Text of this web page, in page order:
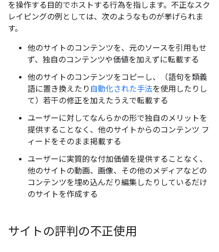
を操作する目的でホストする行為を指します。不正なスク
レイピングの例としては、次のようなものが挙げられま
す。
他のサイトのコンテンツを、元のソースを引用もせ
ず、独自のコンテンツや価値を加えずに転載する
他のサイトのコンテンツをコピーし、（語句を類義
語に置き換えたり 自動化された手法を使用したりし
て）若干の修正を加えたうえで転載する
ユーザーに対してなんらかの形で独自のメリットを
提供することなく、他のサイトからのコンテンツ フ
ィードをそのまま掲載する
ユーザーに実質的な付加価値を提供することなく、
他のサイトの動画、画像、その他のメディアなどの
コンテンツを埋め込んだり編集したりしているだけ
のサイトを作成する
サイトの評判の不正使用